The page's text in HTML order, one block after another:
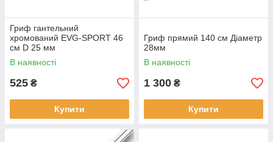
Гриф гантельний
хромований EVG-SPORT 46
см D 25 мм
В наявності
525 ₴
Купити
Гриф прямий 140 см Діаметр
28мм
В наявності
1 300 ₴
Купити